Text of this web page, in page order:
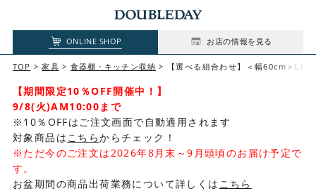
ONLINE SHOP お店の情報を見る
TOP 家具 食器棚・キッチン収納 【選べる組合わせ】＜幅60cm＞
【期間限定10％OFF開催中！】
9/8(火)AM10:00まで
※10％OFFはご注文画面で自動適用されます
対象商品は こちらからチェック！
※ただ今のご注文は2026年8月末～9月頭頃のお届け予定で
す。
お盆期間の商品出荷業務について詳しくは こちら